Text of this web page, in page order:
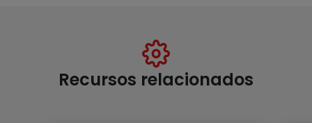
Recursos relacionados